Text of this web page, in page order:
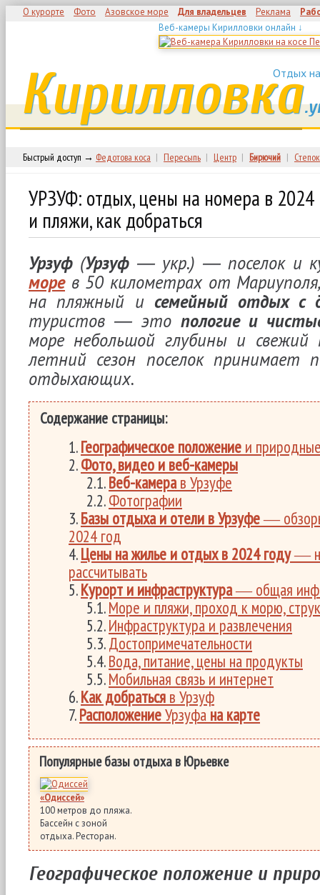
О курорте Фото Азовское море Для владельцев Реклама
Веб-камеры Кирилловки онлайн ↓
Отдых
Кирилловка
Быстрый доступ → Федотова коса | Пересыпь | Центр | Бирючий | Степок
УРЗУФ: отдых, цены на номера в 2024
и пляжи, как добраться
Урзуф (Урзуф ― укр.) ― поселок и
морев 50 километрах от
на пляжный исемейный отдых с
туристов ― это пологие и
море небольшой глубины и свежий
летний сезон поселок принимает
отдыхающих.
Содержание страницы:
Географическое положение и
Фото, видео и веб-камеры
Веб-камерав Урзуфе
Фотографии
Базы отдыха и отели в Урзуфе―
2024 год
Цены на жилье и отдых в 2024 году―
рассчитывать
Курорт и инфраструктура― общая
Море и пляжи, проход к морю,
Инфраструктура и развлечения
Достопримечательности
Вода, питание, цены на продукты
Мобильная связь и интернет
Как добраться в Урзуф
РасположениеУрзуфа на карте
Популярные базы отдыха в Юрьевке
«Одиссей»
100 метров до пляжа.
Бассейн с зоной
отдыха. Ресторан.
Географическое положение и